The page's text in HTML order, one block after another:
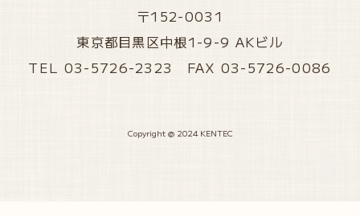
〒152-0031
東京都目黒区中根1-9-9 AKビル
TEL 03-5726-2323 FAX 03-5726-0086
Copyright @ 2024 KENTEC